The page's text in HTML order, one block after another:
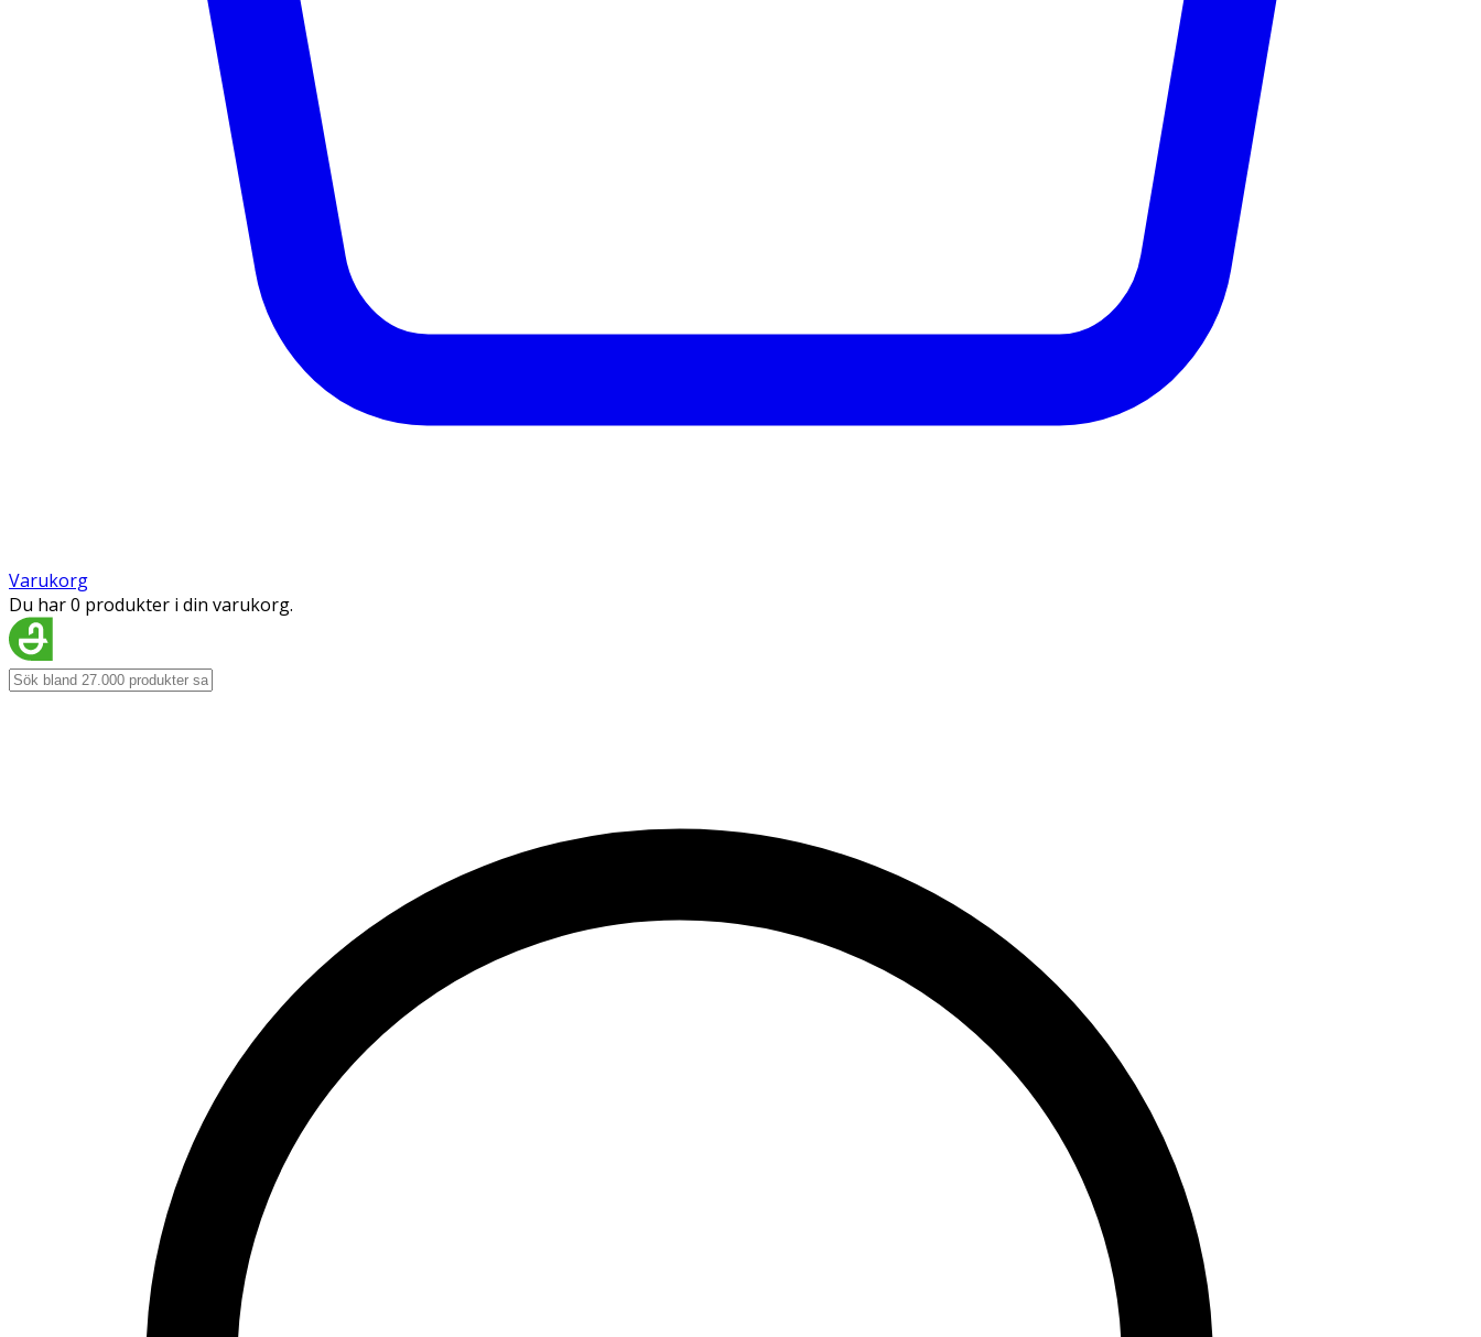
Varukorg
Du har 0 produkter i din varukorg.